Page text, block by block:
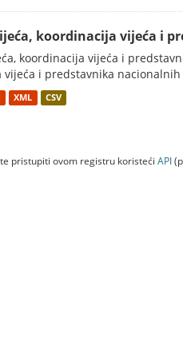
koordinacija vijeća i
koordinacija vijeća i
vijeća i predstavnika
XML CSV
pristupiti ovom registru koristeći API